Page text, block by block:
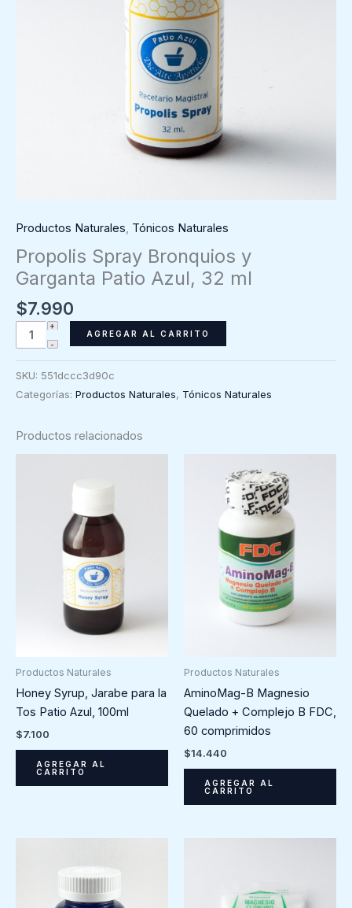
Productos Naturales, Tónicos Naturales
Propolis Spray Bronquios y
Garganta Patio Azul, 32 ml
$7.990
Propolis
Spray
Garganta
Azul,
AGREGAR AL CARRITO
SKU: 551dccc3d90c
Categorías: Productos Naturales, Tónicos Naturales
Productos relacionados
Productos Naturales
Honey Syrup, Jarabe para la
Tos Patio Azul, 100ml
$7.100
AGREGAR AL
CARRITO
Productos Naturales
AminoMag-B Magnesio
Quelado + Complejo B FDC,
60 comprimidos
$14.440
AGREGAR AL
CARRITO